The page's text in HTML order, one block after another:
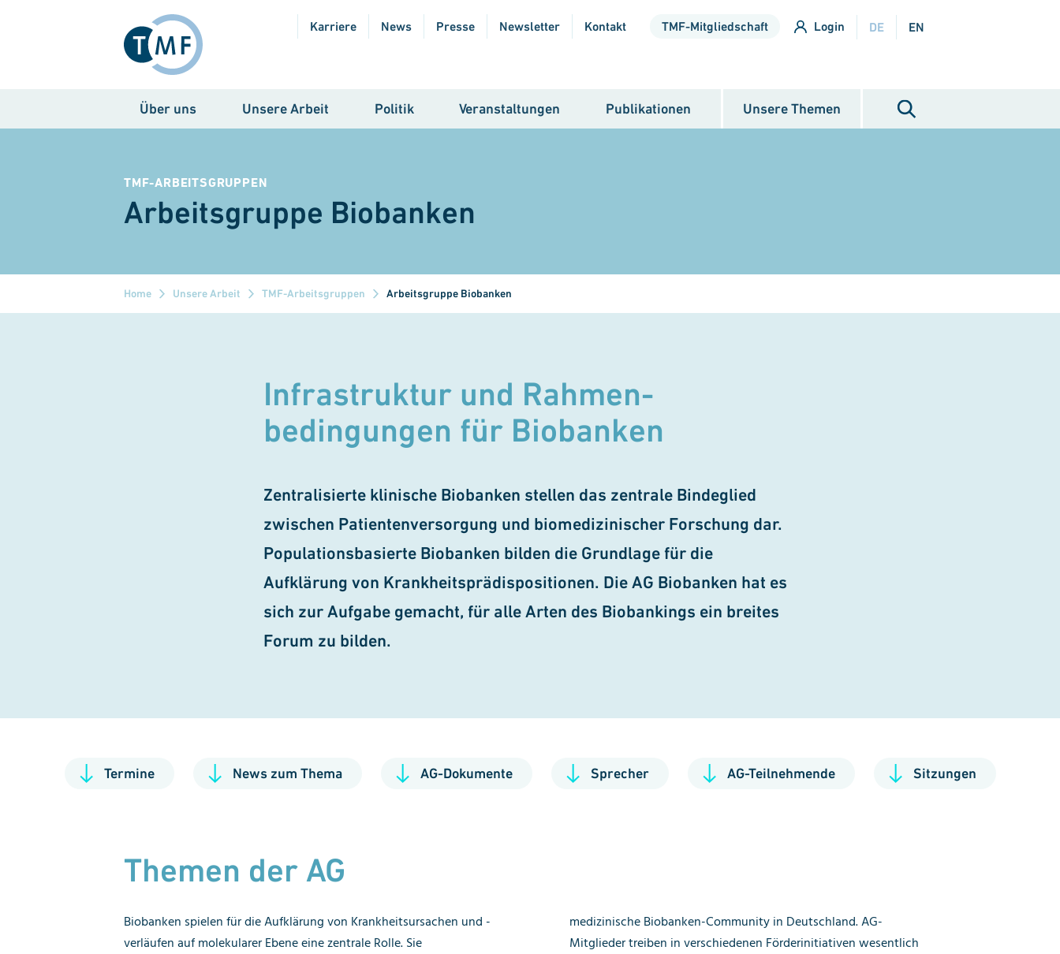
Karriere News Presse Newsletter Kontakt TMF-Mitgliedschaft Login DE EN
Über uns Unsere Arbeit Politik Veranstaltungen Publikationen Unsere Themen
TMF-ARBEITSGRUPPEN
Arbeitsgruppe Biobanken
Home Unsere Arbeit TMF-Arbeitsgruppen Arbeitsgruppe Biobanken
Infrastruktur und Rah­men­
bedingungen für Biobanken
Zentralisierte klinische Biobanken stellen das zentrale Bindeglied
zwischen Patientenversorgung und biomedizinischer Forschung dar.
Populations­basierte Biobanken bilden die Grundlage für die
Aufklärung von Krankheits­prädis­positionen. Die AG Biobanken hat es
sich zur Aufgabe gemacht, für alle Arten des Biobankings ein breites
Forum zu bilden.
Termine News zum Thema AG-Dokumente Sprecher AG-Teilnehmende Sitzungen
Themen der AG
Biobanken spielen für die Aufklärung von Krankheitsursachen und -
verläufen auf molekularer Ebene eine zentrale Rolle. Sie
medizinische Biobanken-Community in Deutschland. AG-
Mitglieder treiben in verschiedenen Förderinitiativen wesentlich